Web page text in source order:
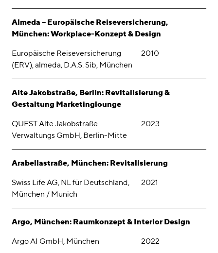
Almeda – Europäische Reiseversicherung,
München: Workplace-Konzept & Design
Europäische Reiseversicherung
(ERV), almeda, D.A.S. Sib, München
2010
Alte Jakobstraße, Berlin: Revitalisierung &
Gestaltung Marketinglounge
QUEST Alte Jakobstraße
Verwaltungs GmbH, Berlin-Mitte
2023
Arabellastraße, München: Revitalisierung
Swiss Life AG, NL für Deutschland,
München / Munich
2021
Argo, München: Raumkonzept & Interior Design
Argo AI GmbH, München 2022